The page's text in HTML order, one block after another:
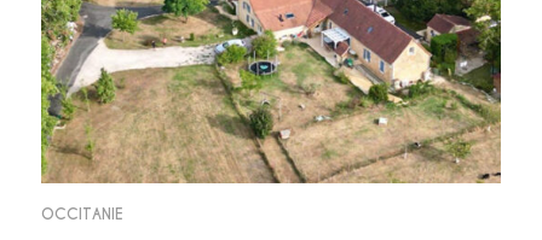
OCCITANIE